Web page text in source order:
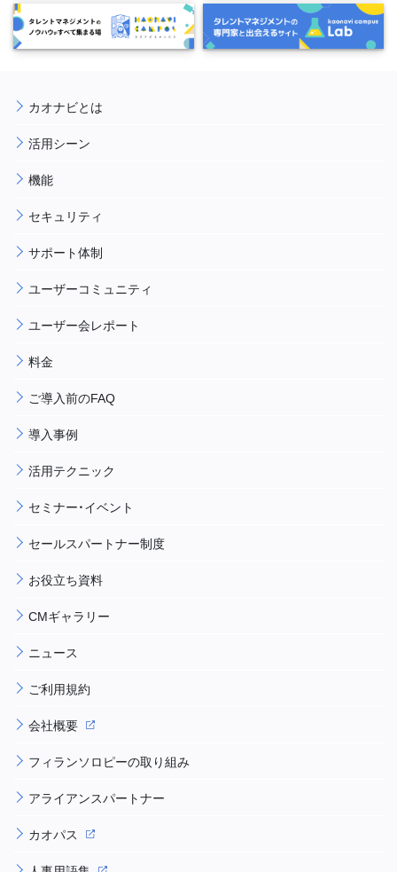
カオナビとは
活用シーン
機能
セキュリティ
サポート体制
ユーザーコミュニティ
ユーザー会レポート
料金
ご導入前のFAQ
導入事例
活用テクニック
セミナー・イベント
セールスパートナー制度
お役立ち資料
CMギャラリー
ニュース
ご利用規約
会社概要
フィランソロピーの取り組み
アライアンスパートナー
カオパス